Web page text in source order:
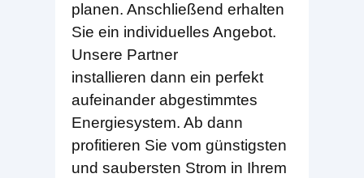
planen. Anschließend erhalten
Sie ein individuelles Angebot.
Unsere Partner
installieren dann ein perfekt
aufeinander abgestimmtes
Energiesystem. Ab dann
profitieren Sie vom günstigsten
und saubersten Strom in Ihrem